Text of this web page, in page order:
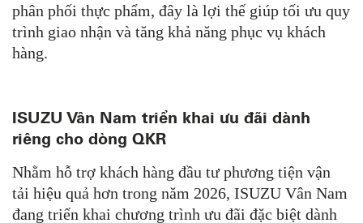
phân phối thực phẩm, đây là lợi thế giúp tối ưu quy
trình giao nhận và tăng khả năng phục vụ khách
hàng.
ISUZU Vân Nam triển khai ưu đãi dành
riêng cho dòng QKR
Nhằm hỗ trợ khách hàng đầu tư phương tiện vận
tải hiệu quả hơn trong năm 2026, ISUZU Vân Nam
đang triển khai chương trình ưu đãi đặc biệt dành